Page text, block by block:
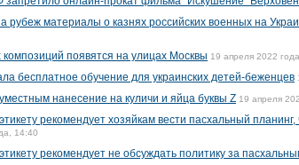
рубеж материалы о казнях российских военных на
появятся на улицах Москвы 19 апреля 2022
бесплатное обучение для украинских детей-беженцев
нанесение на куличи и яйца буквы Z 19 апреля
рекомендует хозяйкам вести пасхальный планинг,
14:40
рекомендует не обсуждать политику за